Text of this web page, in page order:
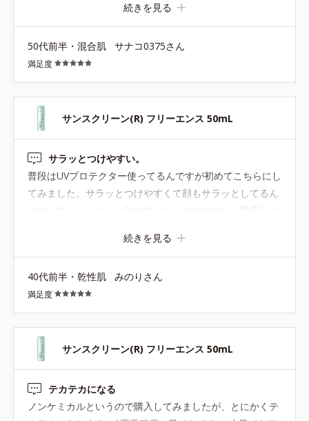
方は、サンプルでお試しするのがオススメ。
続きを見る
50代前半・混合肌 サナコ0375さん
満足度
サンスクリーン(R) フリーエンス 50mL
サラッとつけやすい。
普段はUVプロテクター使ってるんですが初めてこちらにし
てみました。サラッとつけやすくて顔もサラッとしてるん
えるのでありがたいです。
続きを見る
40代前半・乾性肌 みのりさん
満足度
サンスクリーン(R) フリーエンス 50mL
テカテカになる
ノンケミカルというので購入してみましたが、とにかくテ